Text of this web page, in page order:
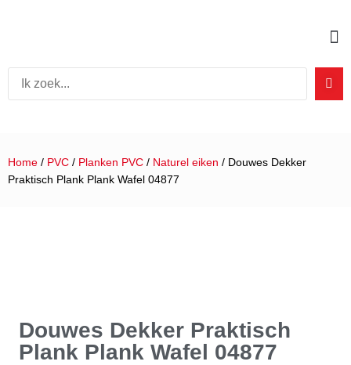
Home / PVC / Planken PVC / Naturel eiken / Douwes Dekker
Praktisch Plank Plank Wafel 04877
Douwes Dekker Praktisch
Plank Plank Wafel 04877